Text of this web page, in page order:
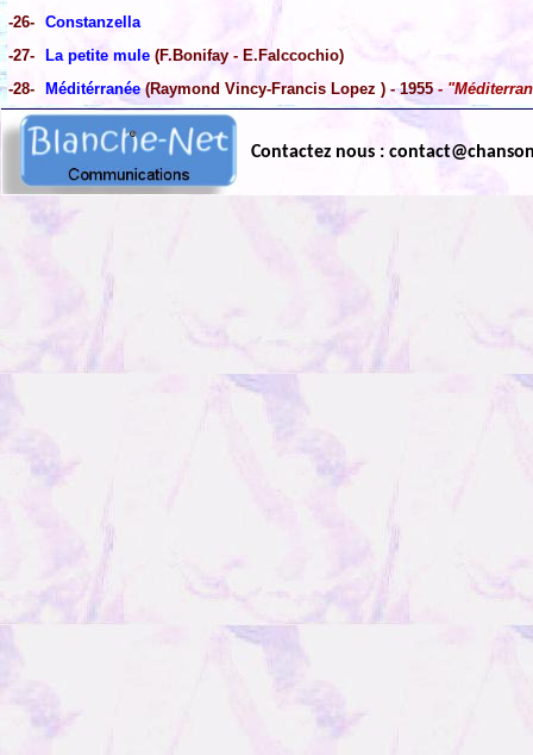
-26- Constanzella
-27-
La petite mule (F.Bonifay - E.Falccochio)
-28-
Méditérranée(Raymond Vincy-Francis Lopez ) - 1955-
Contactez nous :